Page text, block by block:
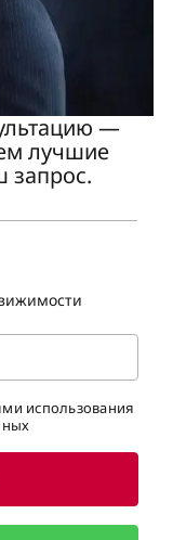
—
лучшие
запрос.
использования